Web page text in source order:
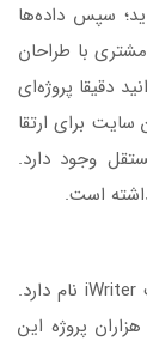
سپس داده‌ها
با طراحان
دقیقا پروژه‌ای
برای ارتقا
وجود دارد.
است.
یکی از بهترین سایت‌های فریلنسری خارجی، سایت iWriter نام دارد.
پروژه این